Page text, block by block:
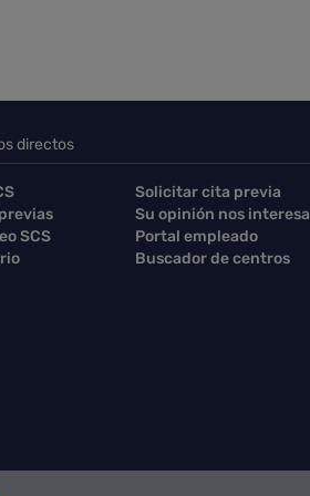
directos
Solicitar cita previa
Su opinión nos interesa
SCS
Portal empleado
Buscador de centros